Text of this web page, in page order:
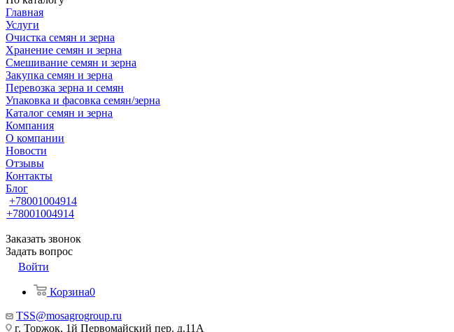
Главная
Услуги
Очистка семян и зерна
Хранение семян и зерна
Смешивание семян и зерна
Закупка семян и зерна
Перевозка зерна и семян
Упаковка и фасовка семян/зерна
Каталог семян и зерна
Компания
О компании
Новости
Отзывы
Контакты
Блог
+78001004914
+78001004914
Заказать звонок
Задать вопрос
Войти
Корзина0
TSS@mosagrogroup.ru
г. Торжок, 1й Первомайский пер. д.11А